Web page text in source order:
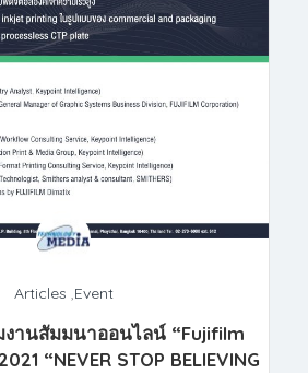
Articles ,Event
านสัมมนาออนไลน์ “Fujifilm
“NEVER STOP BELIEVING